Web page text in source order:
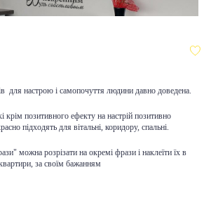
для настрою і самопочуття людини давно доведена.
крім позитивного ефекту на настрій позитивно
підходять для вітальні, коридору, спальні.
можна розрізати на окремі фрази і наклеїти їх в
за своїм бажанням